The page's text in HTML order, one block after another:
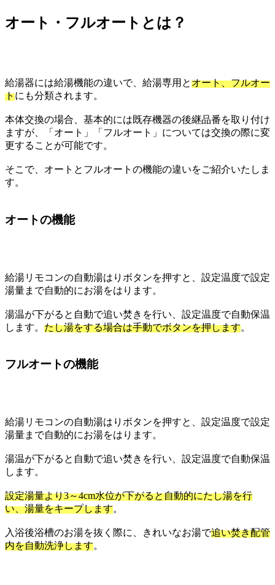
オート・フルオートとは？
給湯器には給湯機能の違いで、給湯専用とオート、フルオー
トにも分類されます。
本体交換の場合、基本的には既存機器の後継品番を取り付け
ますが、「オート」「フルオート」については交換の際に変
更することが可能です。
そこで、オートとフルオートの機能の違いをご紹介いたしま
す。
オートの機能
給湯リモコンの自動湯はりボタンを押すと、設定温度で設定
湯量まで自動的にお湯をはります。
湯温が下がると自動で追い焚きを行い、設定温度で自動保温
します。 たし湯をする場合は手動でボタンを押します。
フルオートの機能
給湯リモコンの自動湯はりボタンを押すと、設定温度で設定
湯量まで自動的にお湯をはります。
湯温が下がると自動で追い焚きを行い、設定温度で自動保温
します。
設定湯量より3～4cm水位が下がると自動的にたし湯を行
い、湯量をキープします。
入浴後浴槽のお湯を抜く際に、きれいなお湯で追い焚き配管
内を自動洗浄します。